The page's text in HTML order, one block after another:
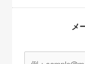
メ